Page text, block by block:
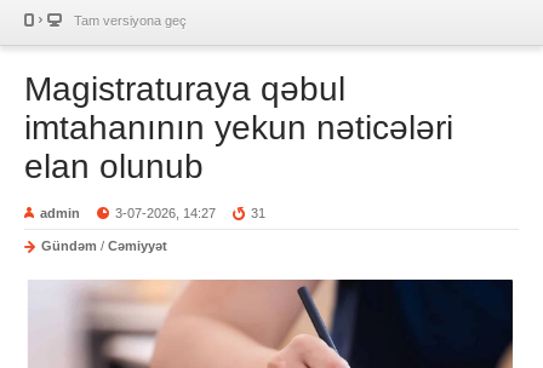
Tam versiyona geç
Magistraturaya qəbul
imtahanının yekun nəticələri
elan olunub
admin 3-07-2026, 14:27 31
Gündəm / Cəmiyyət